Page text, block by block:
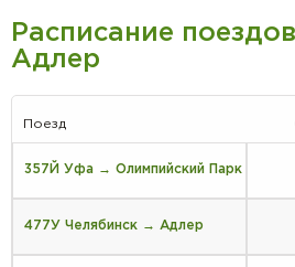
Расписание
Адлер
Поезд
357Й Уфа → Олимпийский Парк
477У Челябинск → Адлер